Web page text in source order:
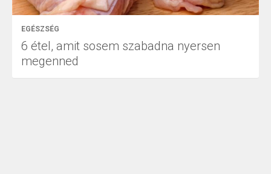
EGÉSZSÉG
6 étel, amit sosem szabadna nyersen
megenned